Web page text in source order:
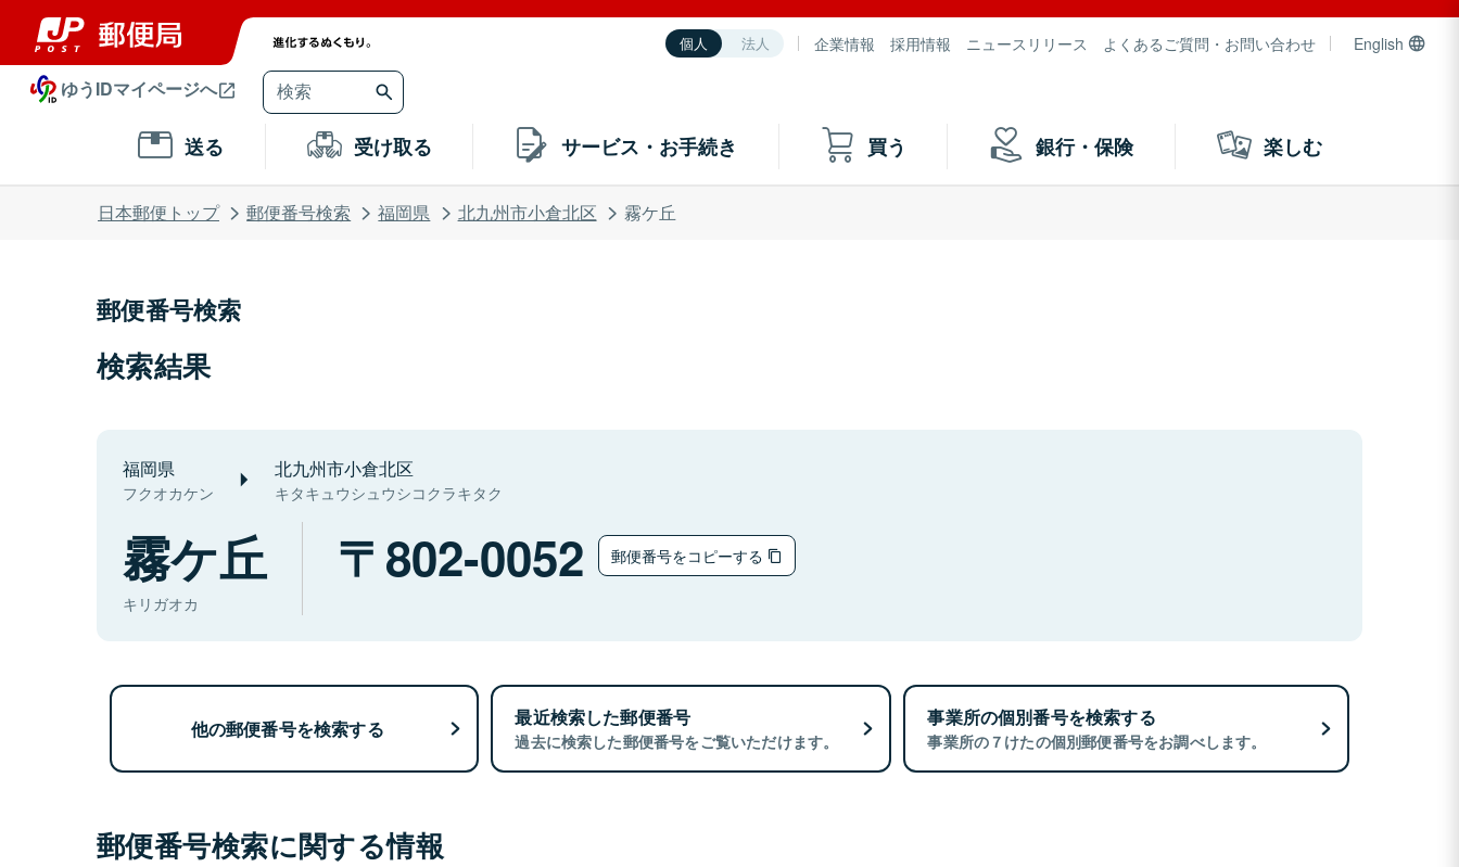
個人 法人 企業情報 採用情報 ニュースリリース よくあるご質問・お問い合わせ English
ゆうIDマイページへ
送る 受け取る サービス・お手続き 買う 銀行・保険 楽しむ
日本郵便トップ 郵便番号検索 福岡県 北九州市小倉北区 霧ケ丘
郵便番号検索
検索結果
福岡県
フクオカケン
北九州市小倉北区
キタキュウシュウシコクラキタク
霧ケ丘
キリガオカ
802-0052 郵便番号をコピーする
他の郵便番号を検索する 最近検索した郵便番号
過去に検索した郵便番号をご覧いただけます。
事業所の個別番号を検索する
事業所の７けたの個別郵便番号をお調べします。
郵便番号検索に関する情報